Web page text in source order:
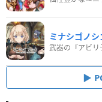
ミナシゴノシ